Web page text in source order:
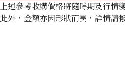
上述參考收購價格將隨時期及行情
此外，金額亦因形狀而異，詳情請